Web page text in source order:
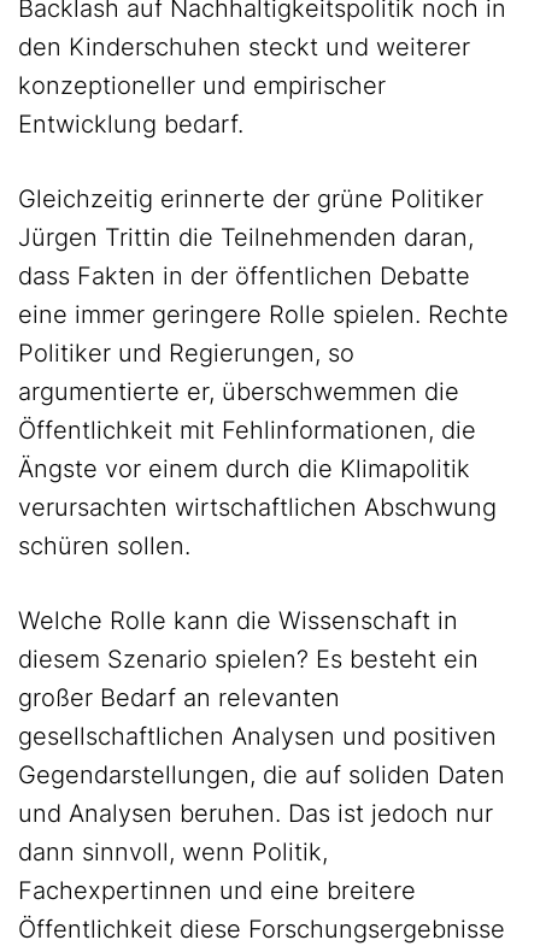
Backlash auf Nachhaltigkeitspolitik noch in
den Kinderschuhen steckt und weiterer
konzeptioneller und empirischer
Entwicklung bedarf.
Gleichzeitig erinnerte der grüne Politiker
Jürgen Trittin die Teilnehmenden daran,
dass Fakten in der öffentlichen Debatte
eine immer geringere Rolle spielen. Rechte
Politiker und Regierungen, so
argumentierte er, überschwemmen die
Öffentlichkeit mit Fehlinformationen, die
Ängste vor einem durch die Klimapolitik
verursachten wirtschaftlichen Abschwung
schüren sollen.
Welche Rolle kann die Wissenschaft in
diesem Szenario spielen? Es besteht ein
großer Bedarf an relevanten
gesellschaftlichen Analysen und positiven
Gegendarstellungen, die auf soliden Daten
und Analysen beruhen. Das ist jedoch nur
dann sinnvoll, wenn Politik,
Fachexpertinnen und eine breitere
Öffentlichkeit diese Forschungsergebnisse